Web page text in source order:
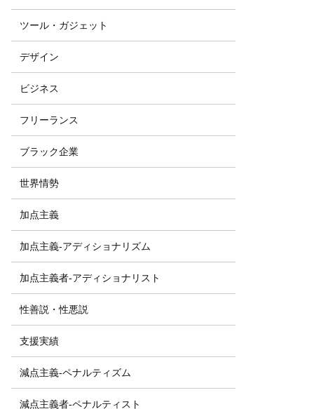
ツール・ガジェット
デザイン
ビジネス
フリーランス
ブラック企業
世界情勢
加点主義
加点主義-アディショナリズム
加点主義者-アディショナリスト
性善説・性悪説
支援実績
減点主義-ペナルティズム
減点主義者-ペナルティスト